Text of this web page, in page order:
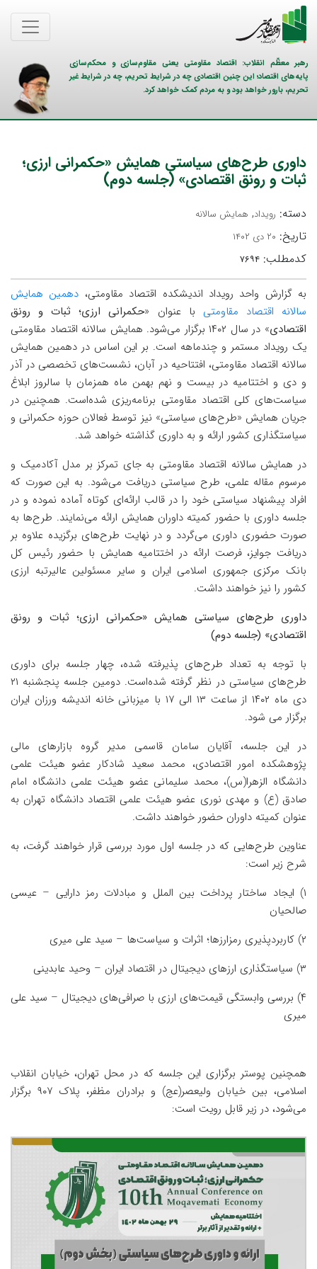
رهبر معظّم انقلاب: اقتصاد مقاومتی یعنی مقاوم‌سازی و محکم‌سازی
پایه‌های اقتصاد؛ این چنین اقتصادی چه در شرایط تحریم، چه در شرایط غیر
تحریم، بارور خواهد بود و به مردم کمک خواهد کرد.
داوری طرح‌های سیاستی همایش «حکمرانی ارزی؛
ثبات و رونق اقتصادی» (جلسه دوم)
دسته: رویداد, همایش سالانه
تاریخ: ۲۰ دی ۱۴۰۲
کدمطلب: ۷۶۹۴
به گزارش واحد رویداد اندیشکده اقتصاد مقاومتی، دهمین همایش
سالانه اقتصاد مقاومتی با عنوان «حکمرانی ارزی؛ ثبات و رونق
اقتصادی
» در سال ۱۴۰۲ برگزار می‌شود. همایش سالانه اقتصاد مقاومتی
یک رویداد مستمر و چندماهه است. بر این اساس در دهمین همایش
سالانه اقتصاد مقاومتی، افتتاحیه در آبان، نشست‌های تخصصی در آذر
و دی و اختتامیه در بیست و نهم بهمن ماه همزمان با سالروز ابلاغ
سیاست‌های کلی اقتصاد مقاومتی برنامه‌ریزی شده‌است. همچنین در
جریان همایش «طرح‌های سیاستی» نیز توسط فعالان حوزه حکمرانی و
سیاستگذاری کشور ارائه و به داوری گذاشته خواهد شد.
در همایش سالانه اقتصاد مقاومتی به جای تمرکز بر مدل آکادمیک و
مرسوم مقاله علمی، طرح سیاستی دریافت می‌شود. به این صورت که
افراد پیشنهاد سیاستی خود را در قالب ارائه‌ای کوتاه آماده نموده و در
جلسه داوری با حضور کمیته داوران همایش ارائه می‌نمایند. طرح‌ها به
صورت حضوری داوری می‌گردد و در نهایت طرح‌های برگزیده علاوه بر
دریافت جوایز، فرصت ارائه در اختتامیه همایش با حضور رئیس کل
بانک مرکزی جمهوری اسلامی ایران و سایر مسئولین عالیرتبه ارزی
کشور را نیز خواهند داشت.
داوری طرح‌های سیاستی همایش «حکمرانی ارزی؛ ثبات و رونق
اقتصادی» (جلسه دوم)
با توجه به تعداد طرح‌های پذیرفته شده، چهار جلسه برای داوری
طرح‌های سیاستی در نظر گرفته شده‌است. دومین جلسه پنجشنبه ۲۱
دی ماه ۱۴۰۲ از ساعت ۱۳ الی ۱۷ با میزبانی خانه اندیشه ورزان ایران
برگزار می شود.
در این جلسه، آقایان سامان قاسمی مدیر گروه بازارهای مالی
پژوهشکده امور اقتصادی، محمد سعید شادکار عضو هیئت علمی
دانشگاه الزهرا(س)، محمد سلیمانی عضو هیئت علمی دانشگاه امام
صادق (ع) و مهدی نوری عضو هیئت علمی اقتصاد دانشگاه تهران به
عنوان کمیته داوران حضور خواهند داشت.
عناوین طرح‌هایی که در جلسه اول مورد بررسی قرار خواهند گرفت، به
شرح زیر است:
۱) ایجاد ساختار پرداخت بین الملل و مبادلات رمز دارایی – عیسی
صالحیان
۲) کاربردپذیری رمزارزها؛ اثرات و سیاست‌ها – سید علی میری
۳) سیاستگذاری ارزهای دیجیتال در اقتصاد ایران – وحید عابدینی
۴) بررسی وابستگی قیمت‌های ارزی با صرافی‌های دیجیتال – سید علی
میری
همچنین پوستر برگزاری این جلسه که در محل تهران، خیابان انقلاب
اسلامی، بین خیابان ولیعصر(عج) و برادران مظفر، پلاک ۹۰۷
برگزار
می‌‌شود، در زیر قابل رویت است: